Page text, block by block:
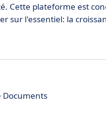
Cette plateforme est
sur l'essentiel: la